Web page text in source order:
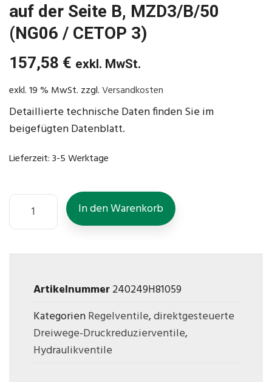
auf der Seite B, MZD3/B/50
(NG06 / CETOP 3)
157,58 € exkl. MwSt.
exkl. 19 % MwSt. zzgl.Versandkosten
Detaillierte technische Daten finden Sie im
beigefügten Datenblatt.
Lieferzeit:3-5 Werktage
In den Warenkorb
Artikelnummer240249H81059
KategorienRegelventile,direktgesteuerte
Dreiwege-Druckreduzierventile,
Hydraulikventile